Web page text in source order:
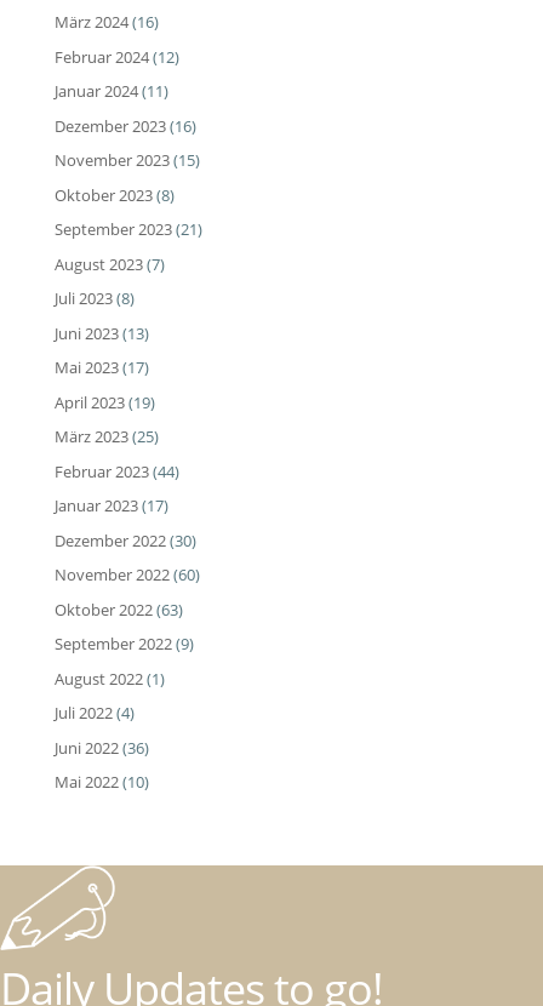
März 2024(16)
Februar 2024(12)
Januar 2024(11)
Dezember 2023(16)
November 2023(15)
Oktober 2023(8)
September 2023(21)
August 2023(7)
Juli 2023(8)
Juni 2023(13)
Mai 2023(17)
April 2023(19)
März 2023(25)
Februar 2023(44)
Januar 2023(17)
Dezember 2022(30)
November 2022(60)
Oktober 2022(63)
September 2022(9)
August 2022(1)
Juli 2022(4)
Juni 2022(36)
Mai 2022(10)
Daily Updates to go!